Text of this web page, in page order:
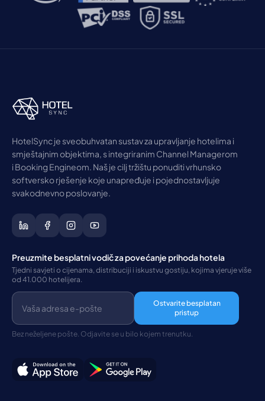
HotelSync je sveobuhvatan sustav za upravljanje hotelima i
smještajnim objektima, s integriranim Channel Managerom
i Booking Engineom. Naš je cilj tržištu ponuditi vrhunsko
softversko rješenje koje unapređuje i pojednostavljuje
svakodnevno poslovanje.
Preuzmite besplatni vodič za povećanje prihoda hotela
Tjedni savjeti o cijenama, distribuciji i iskustvu gostiju, kojima vjeruje više
od 41.000 hotelijera.
Ostvarite besplatan
pristup
Bez neželjene pošte. Odjavite se u bilo kojem trenutku.